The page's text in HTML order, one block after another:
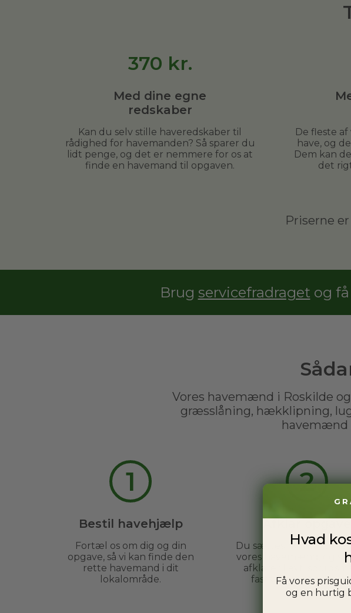
370 kr.
Med dine egne
redskaber
Kan du selv stille haveredskaber til
rådighed for havemanden? Så sparer du
lidt penge, og det er nemmere for os at
finde en havemand til opgaven.
De fleste
have, og
Dem kan
det
Priserne
Brug servicefradraget og
Vores havemænd i Roskilde
græsslåning, hækklipning,
havemænd
1
Bestil havehjælp
Fortæl os om dig og din
opgave, så vi kan finde den
rette havemand i dit
lokalområde.
2
Du sættes i kontakt
vores havemænd, og
afklarer I evt.
fastsætter et
Hvad
Få vores
og en hurtig